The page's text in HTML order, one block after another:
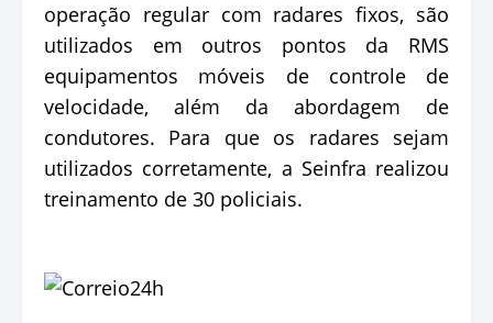
operação regular com radares fixos, são
utilizados em outros pontos da RMS
equipamentos móveis de controle de
velocidade, além da abordagem de
condutores. Para que os radares sejam
utilizados corretamente, a Seinfra realizou
treinamento de 30 policiais.